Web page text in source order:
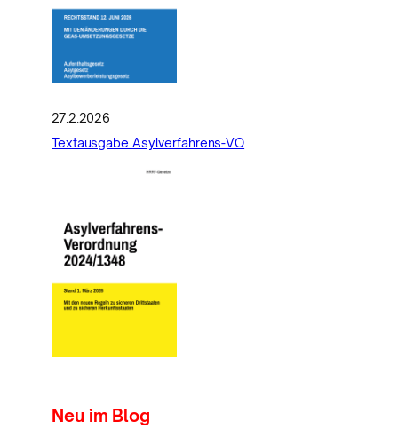
27.2.2026
Textausgabe Asylverfahrens-VO
Neu im Blog